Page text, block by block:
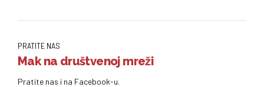
PRATITE NAS
Mak na društvenoj mreži
Pratite nas i na Facebook-u.